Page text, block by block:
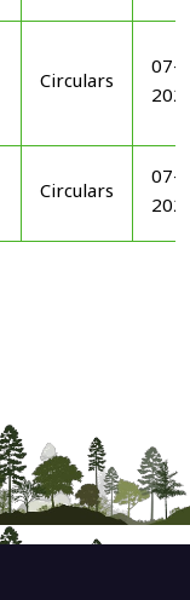
Circulars
07-
Circulars
07-